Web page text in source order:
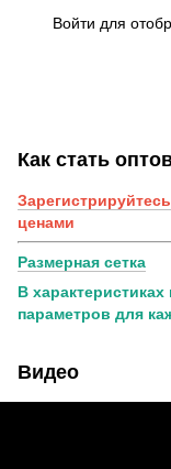
Войти для
Как стать
Зарегистрируйтесь
ценами
Размерная сетка
В
параметров для
Видео